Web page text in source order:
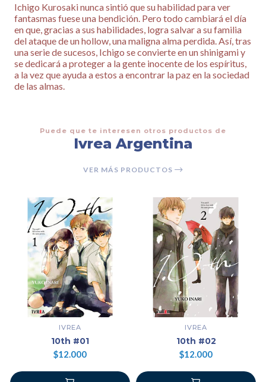
Ichigo Kurosaki nunca sintió que su habilidad para ver
fantasmas fuese una bendición. Pero todo cambiará el día
en que, gracias a sus habilidades, logra salvar a su familia
del ataque de un hollow, una maligna alma perdida. Así, tras
una serie de sucesos, Ichigo se convierte en un shinigami y
se dedicará a proteger a la gente inocente de los espíritus,
a la vez que ayuda a estos a encontrar la paz en la sociedad
de las almas.
Puede que te interesen otros productos de
Ivrea Argentina
VER MÁS PRODUCTOS
IVREA
10th #01
$12.000
IVREA
10th #02
$12.000